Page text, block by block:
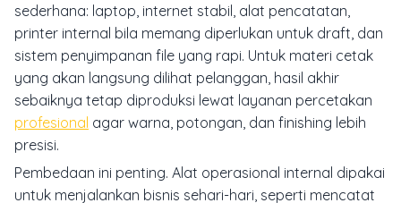
sederhana: laptop, internet stabil, alat pencatatan,
printer internal bila memang diperlukan untuk draft, dan
sistem penyimpanan file yang rapi. Untuk materi cetak
yang akan langsung dilihat pelanggan, hasil akhir
sebaiknya tetap diproduksi lewat layanan percetakan
profesional agar warna, potongan, dan finishing lebih
presisi.
Pembedaan ini penting. Alat operasional internal dipakai
untuk menjalankan bisnis sehari-hari, seperti mencatat